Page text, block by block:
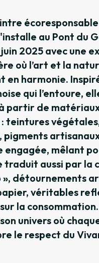
écoresponsable
au Pont du
2025 avec une
où l’art et la
en harmonie.
qui l’entoure,
partir de
teintures
pigments
engagée, mêlant
traduit aussi par la
», détournements
véritables
la
univers où
le respect du